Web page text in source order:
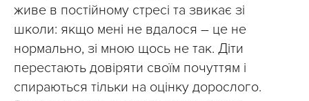
живе в постійному стресі та звикає зі
школи: якщо мені не вдалося – це не
нормально, зі мною щось не так. Діти
перестають довіряти своїм почуттям і
спираються тільки на оцінку дорослого.